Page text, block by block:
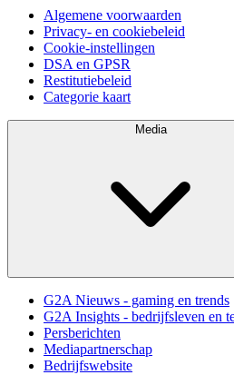
Algemene voorwaarden
Privacy- en cookiebeleid
Cookie-instellingen
DSA en GPSR
Restitutiebeleid
Categorie kaart
Media
G2A Nieuws - gaming en trends
G2A Insights - bedrijfsleven en
Persberichten
Mediapartnerschap
Bedrijfswebsite